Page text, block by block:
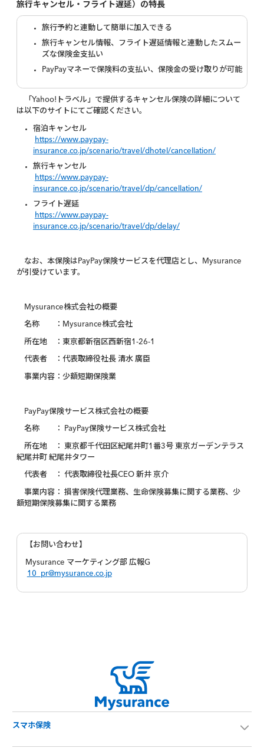
旅行キャンセル・フライト遅延）の特長
旅行予約と連動して簡単に加入できる
旅行キャンセル情報、フライト遅延情報と連動したスムー
ズな保険金支払い
PayPayマネーで保険料の支払い、保険金の受け取りが可能
「Yahoo!トラベル」で提供するキャンセル保険の詳細について
は以下のサイトにてご確認ください。
宿泊キャンセル
https://www.paypay-
insurance.co.jp/scenario/travel/dhotel/cancellation/
旅行キャンセル
https://www.paypay-
insurance.co.jp/scenario/travel/dp/cancellation/
フライト遅延
https://www.paypay-
insurance.co.jp/scenario/travel/dp/delay/
なお、本保険はPayPay保険サービスを代理店とし、Mysurance
が引受けています。
Mysurance株式会社の概要
名称 ：Mysurance株式会社
所在地 ：東京都新宿区西新宿1-26-1
代表者 ：代表取締役社長 清水 廣臣
事業内容：少額短期保険業
PayPay保険サービス株式会社の概要
名称 ： PayPay保険サービス株式会社
所在地 ： 東京都千代田区紀尾井町1番3号 東京ガーデンテラス
紀尾井町 紀尾井タワー
代表者 ： 代表取締役社長CEO 新井 京介
事業内容： 損害保険代理業務、生命保険募集に関する業務、少
額短期保険募集に関する業務
【お問い合わせ】
Mysurance マーケティング部 広報G
10_pr@mysurance.co.jp
スマホ保険